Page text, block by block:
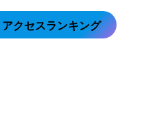
アクセスランキング